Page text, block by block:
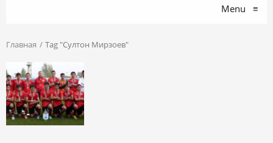
Menu ≡
Главная Tag "Султон Мирзоев"